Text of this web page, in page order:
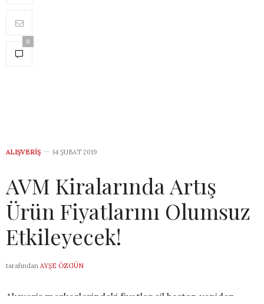
0
ALIŞVERIŞ 14 ŞUBAT 2019
AVM Kiralarında Artış
Ürün Fiyatlarını Olumsuz
Etkileyecek!
tarafından AYŞE ÖZGÜN
Alışveriş merkezlerindeki fiyatlar sil baştan yeniden